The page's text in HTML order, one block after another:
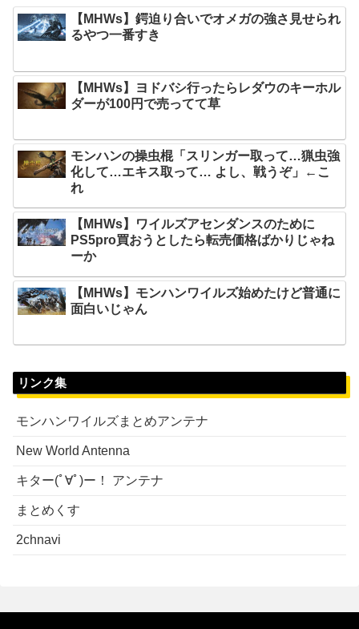
【MHWs】鍔迫り合いでオメガの強さ見せられ
るやつ一番すき
【MHWs】ヨドバシ行ったらレダウのキーホル
ダーが100円で売ってて草
モンハンの操虫棍「スリンガー取って…猟虫強
化して…エキス取って… よし、戦うぞ」←こ
れ
【MHWs】ワイルズアセンダンスのために
PS5pro買おうとしたら転売価格ばかりじゃね
ーか
【MHWs】モンハンワイルズ始めたけど普通に
面白いじゃん
リンク集
モンハンワイルズまとめアンテナ
New World Antenna
キター(ﾟ∀ﾟ)ー！ アンテナ
まとめくす
2chnavi